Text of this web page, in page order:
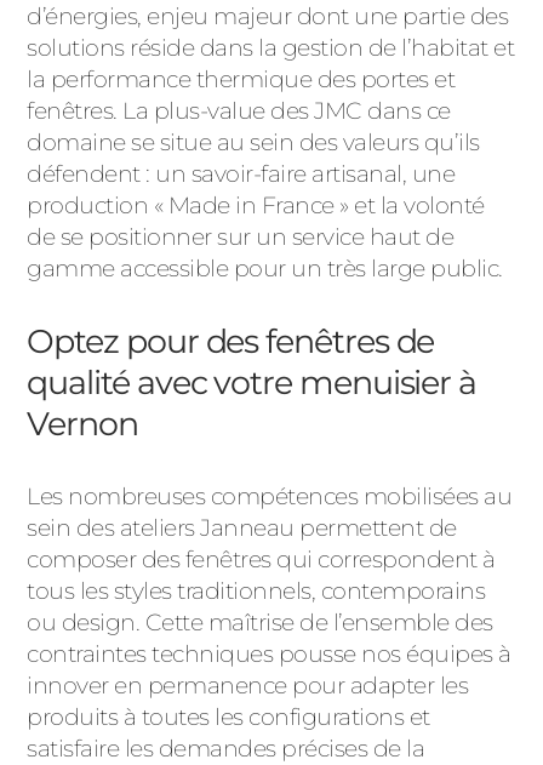
d’énergies, enjeu majeur dont une partie des
solutions réside dans la gestion de l’habitat et
la performance thermique des portes et
fenêtres. La plus-value des JMC dans ce
domaine se situe au sein des valeurs qu’ils
défendent : un savoir-faire artisanal, une
production « Made in France » et la volonté
de se positionner sur un service haut de
gamme accessible pour un très large public.
Optez pour des fenêtres de
qualité avec votre menuisier à
Vernon
Les nombreuses compétences mobilisées au
sein des ateliers Janneau permettent de
composer des fenêtres qui correspondent à
tous les styles traditionnels, contemporains
ou design. Cette maîtrise de l’ensemble des
contraintes techniques pousse nos équipes à
innover en permanence pour adapter les
produits à toutes les configurations et
satisfaire les demandes précises de la